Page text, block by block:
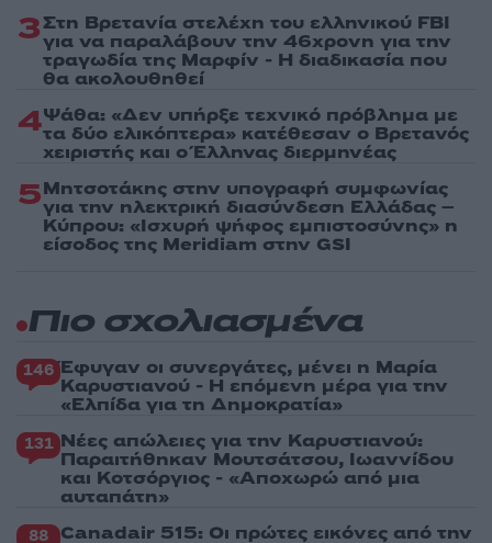
3Στη Βρετανία στελέχη του ελληνικού FBI
για να παραλάβουν την 46χρονη για την
τραγωδία της Μαρφίν - Η διαδικασία που
θα ακολουθηθεί
4Ψάθα: «Δεν υπήρξε τεχνικό πρόβλημα με
τα δύο ελικόπτερα» κατέθεσαν ο Βρετανός
χειριστής και ο Έλληνας διερμηνέας
5Μητσοτάκης στην υπογραφή συμφωνίας
για την ηλεκτρική διασύνδεση Ελλάδας –
Κύπρου: «Ισχυρή ψήφος εμπιστοσύνης» η
είσοδος της Meridiam στην GSI
Πιο σχολιασμένα
146 Έφυγαν οι συνεργάτες, μένει η Μαρία
Καρυστιανού - Η επόμενη μέρα για την
«Ελπίδα για τη Δημοκρατία»
131 Νέες απώλειες για την Καρυστιανού:
Παραιτήθηκαν Μουτσάτσου, Ιωαννίδου
και Κοτσόργιος - «Αποχωρώ από μια
αυταπάτη»
88 Canadair 515: Οι πρώτες εικόνες από την